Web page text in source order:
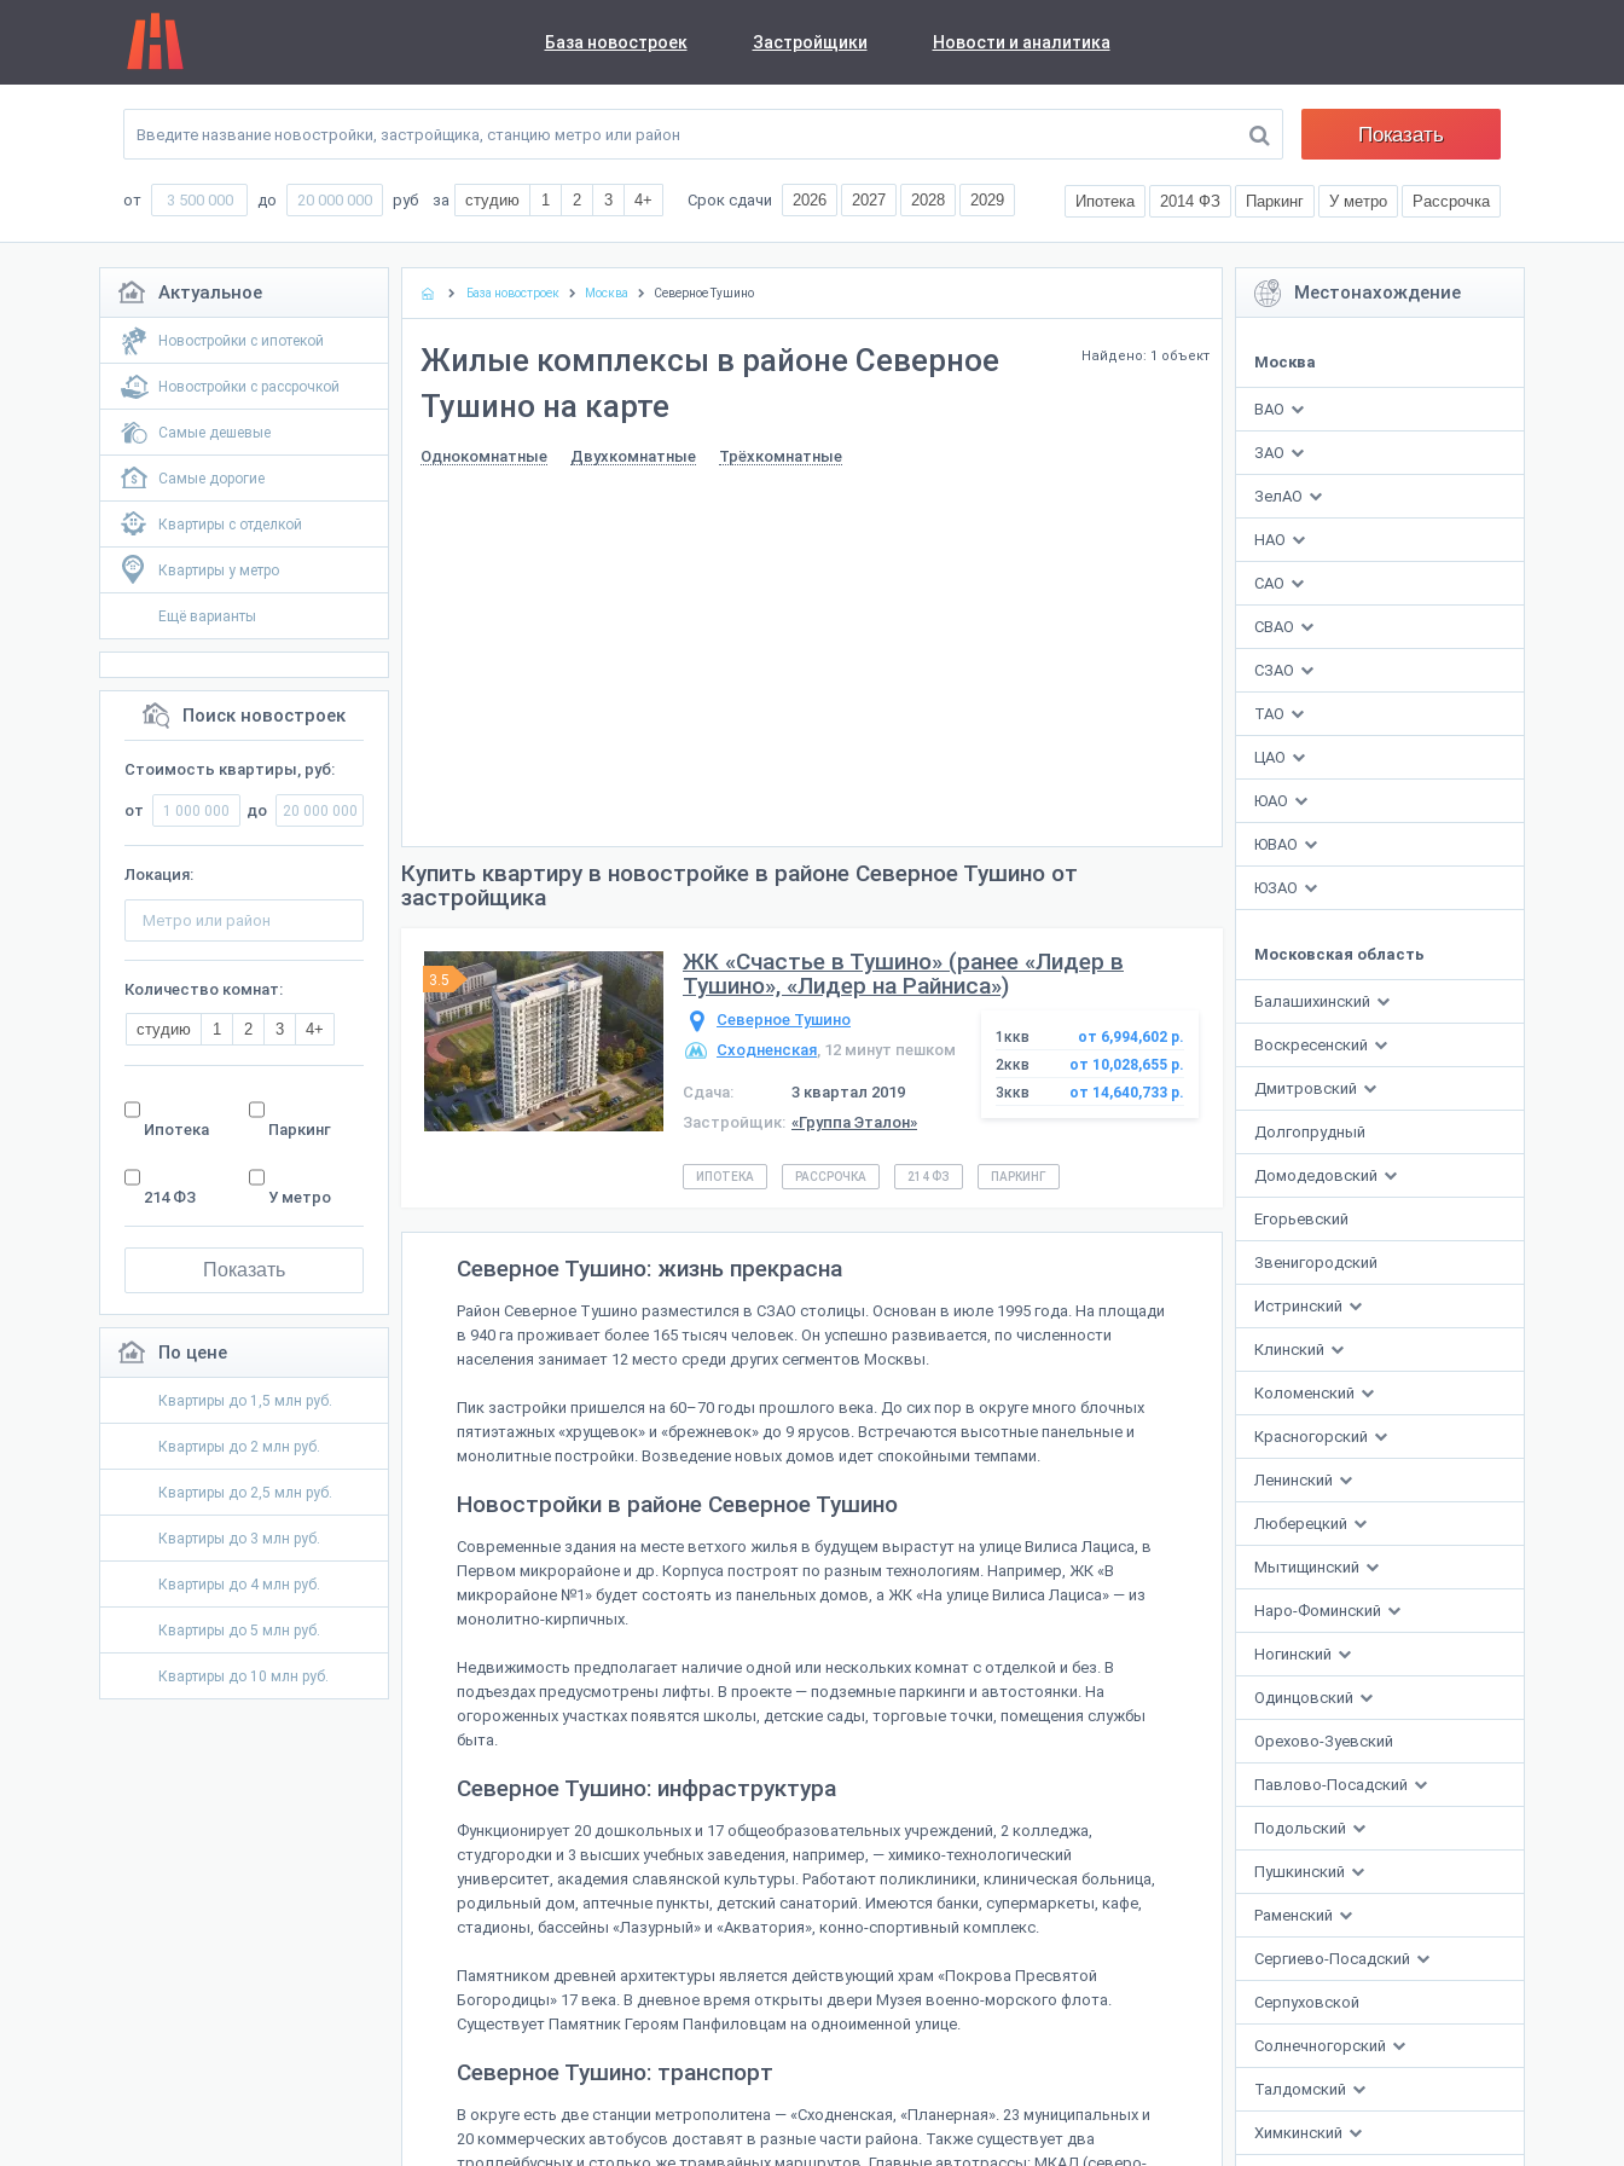
База новостроек Застройщики Новости и аналитика
Показать
от до руб за студию 1 2 3 4+ Срок сдачи 2026 2027 2028 2029 Ипотека 2014 ФЗ Паркинг У метро Рассрочка
Актуальное
Новостройки с ипотекой
Новостройки с рассрочкой
Самые дешевые
Самые дорогие
Квартиры с отделкой
Квартиры у метро
Ещё варианты
Поиск новостроек
Стоимость квартиры, руб:
от до
Локация:
Количество комнат:
студию 1 2 3 4+
Ипотека Паркинг
214 ФЗ У метро
Показать
По цене
Квартиры до 1,5 млн руб.
Квартиры до 2 млн руб.
Квартиры до 2,5 млн руб.
Квартиры до 3 млн руб.
Квартиры до 4 млн руб.
Квартиры до 5 млн руб.
Квартиры до 10 млн руб.
Местонахождение
Москва
ВАО
ЗАО
ЗелАО
НАО
САО
СВАО
СЗАО
ТАО
ЦАО
ЮАО
ЮВАО
ЮЗАО
Московская область
Балашихинский
Воскресенский
Дмитровский
Долгопрудный
Домодедовский
Егорьевский
Звенигородский
Истринский
Клинский
Коломенский
Красногорский
Ленинский
Люберецкий
Мытищинский
Наро-Фоминский
Ногинский
Одинцовский
Орехово-Зуевский
Павлово-Посадский
Подольский
Пушкинский
Раменский
Сергиево-Посадский
Серпуховской
Солнечногорский
Талдомский
Химкинский
База новостроек Москва Северное Тушино
Найдено: 1 объект
Жилые комплексы в районе Северное
Тушино на карте
Однокомнатные Двухкомнатные Трёхкомнатные
Купить квартиру в новостройке в районе Северное Тушино от
застройщика
3.5
ЖК «Счастье в Тушино» (ранее «Лидер в
Тушино», «Лидер на Райниса»)
Северное Тушино
Сходненская, 12 минут пешком
Сдача:
3 квартал 2019
Застройщик: «Группа Эталон»
1ккв
от 6,994,602 р.
2ккв
от 10,028,655 р.
3ккв
от 14,640,733 р.
ИПОТЕКА РАССРОЧКА 214 ФЗ ПАРКИНГ
Северное Тушино: жизнь прекрасна
Район Северное Тушино разместился в СЗАО столицы. Основан в июле 1995 года. На площади
в 940 га проживает более 165 тысяч человек. Он успешно развивается, по численности
населения занимает 12 место среди других сегментов Москвы.
Пик застройки пришелся на 60–70 годы прошлого века. До сих пор в округе много блочных
пятиэтажных «хрущевок» и «брежневок» до 9 ярусов. Встречаются высотные панельные и
монолитные постройки. Возведение новых домов идет спокойными темпами.
Новостройки в районе Северное Тушино
Современные здания на месте ветхого жилья в будущем вырастут на улице Вилиса Лациса, в
Первом микрорайоне и др. Корпуса построят по разным технологиям. Например, ЖК «В
микрорайоне №1» будет состоять из панельных домов, а ЖК «На улице Вилиса Лациса» — из
монолитно-кирпичных.
Недвижимость предполагает наличие одной или нескольких комнат с отделкой и без. В
подъездах предусмотрены лифты. В проекте — подземные паркинги и автостоянки. На
огороженных участках появятся школы, детские сады, торговые точки, помещения службы
быта.
Северное Тушино: инфраструктура
Функционирует 20 дошкольных и 17 общеобразовательных учреждений, 2 колледжа,
студгородки и 3 высших учебных заведения, например, — химико-технологический
университет, академия славянской культуры. Работают поликлиники, клиническая больница,
родильный дом, аптечные пункты, детский санаторий. Имеются банки, супермаркеты, кафе,
стадионы, бассейны «Лазурный» и «Акватория», конно-спортивный комплекс.
Памятником древней архитектуры является действующий храм «Покрова Пресвятой
Богородицы» 17 века. В дневное время открыты двери Музея военно-морского флота.
Существует Памятник Героям Панфиловцам на одноименной улице.
Северное Тушино: транспорт
В округе есть две станции метрополитена — «Сходненская, «Планерная». 23 муниципальных и
20 коммерческих автобусов доставят в разные части района. Также существует два